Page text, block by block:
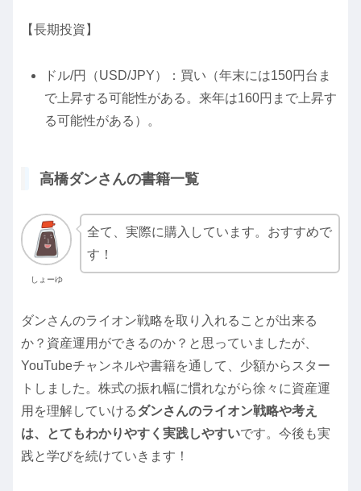
【長期投資】
ドル/円（USD/JPY）：買い（年末には150円台ま
で上昇する可能性がある。来年は160円まで上昇す
る可能性がある）。
高橋ダンさんの書籍一覧
しょーゆ
全て、実際に購入しています。おすすめで
す！
ダンさんのライオン戦略を取り入れることが出来る
か？資産運用ができるのか？と思っていましたが、
YouTubeチャンネルや書籍を通して、少額からスター
トしました。株式の振れ幅に慣れながら徐々に資産運
用を理解していけるダンさんのライオン戦略や考え
は、とてもわかりやすく実践しやすいです。今後も実
践と学びを続けていきます！